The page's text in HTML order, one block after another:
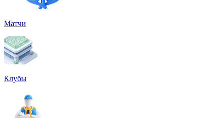
Матчи
Клубы